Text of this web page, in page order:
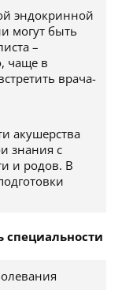
эндокринной
могут быть
–
чаще в
врача-
акушерства
знания с
и родов. В
специальности